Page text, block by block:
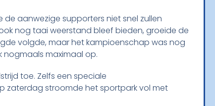
de aanwezige supporters niet snel zullen
nog taai weerstand bleef bieden, groeide de
volgde, maar het kampioenschap was nog
nogmaals maximaal op.
toe. Zelfs een speciale
zaterdag stroomde het sportpark vol met